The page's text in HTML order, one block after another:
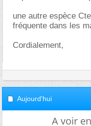
une autre espèce
fréquente dans les
Cordialement,
Aujourd'hui
A voir